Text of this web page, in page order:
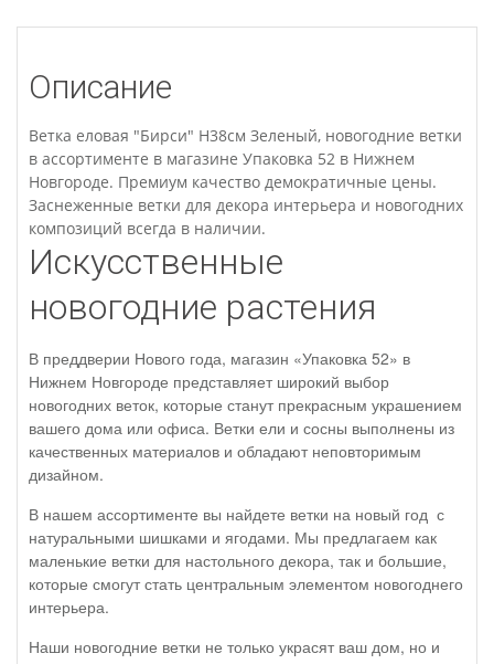
Описание
Ветка еловая "Бирси" H38см Зеленый, новогодние ветки
в ассортименте в магазине Упаковка 52 в Нижнем
Новгороде. Премиум качество демократичные цены.
Заснеженные ветки для декора интерьера и новогодних
композиций всегда в наличии.
Искусственные
новогодние растения
В преддверии Нового года, магазин «Упаковка 52» в
Нижнем Новгороде представляет широкий выбор
новогодних веток, которые станут прекрасным украшением
вашего дома или офиса. Ветки ели и сосны выполнены из
качественных материалов и обладают неповторимым
дизайном.
В нашем ассортименте вы найдете ветки на новый год с
натуральными шишками и ягодами. Мы предлагаем как
маленькие ветки для настольного декора, так и большие,
которые смогут стать центральным элементом новогоднего
интерьера.
Наши новогодние ветки не только украсят ваш дом, но и